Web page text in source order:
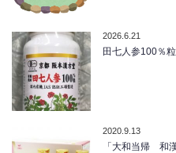
2026.6.21
田七人参100％
2020.9.13
「大和当帰 和